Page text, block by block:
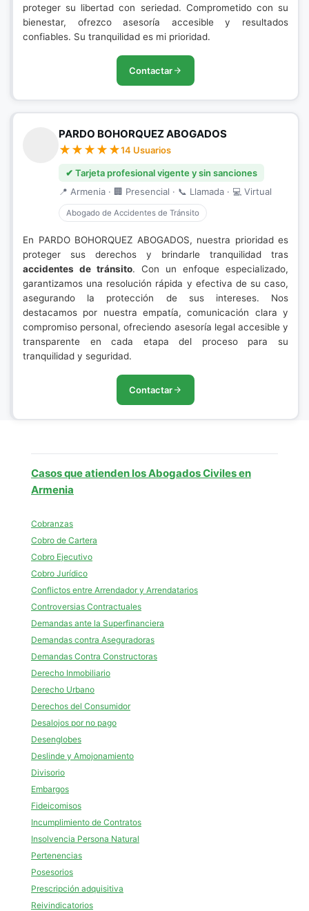
proteger su libertad con seriedad. Comprometido con su
bienestar, ofrezco asesoría accesible y resultados
confiables. Su tranquilidad es mi prioridad.
Contactar
PARDO BOHORQUEZ ABOGADOS
14 Usuarios
✔ Tarjeta profesional vigente y sin sanciones
📍 Armenia · 🏢 Presencial · 📞 Llamada · 💻 Virtual
Abogado de Accidentes de Tránsito
En PARDO BOHORQUEZ ABOGADOS, nuestra prioridad es
proteger sus derechos y brindarle tranquilidad tras
accidentes de tránsito. Con un enfoque especializado,
garantizamos una resolución rápida y efectiva de su caso,
asegurando la protección de sus intereses. Nos
destacamos por nuestra empatía, comunicación clara y
compromiso personal, ofreciendo asesoría legal accesible y
transparente en cada etapa del proceso para su
tranquilidad y seguridad.
Contactar
Casos que atienden los Abogados Civiles en
Armenia
Cobranzas
Cobro de Cartera
Cobro Ejecutivo
Cobro Jurídico
Conflictos entre Arrendador y Arrendatarios
Controversias Contractuales
Demandas ante la Superfinanciera
Demandas contra Aseguradoras
Demandas Contra Constructoras
Derecho Inmobiliario
Derecho Urbano
Derechos del Consumidor
Desalojos por no pago
Desenglobes
Deslinde y Amojonamiento
Divisorio
Embargos
Fideicomisos
Incumplimiento de Contratos
Insolvencia Persona Natural
Pertenencias
Posesorios
Prescripción adquisitiva
Reivindicatorios